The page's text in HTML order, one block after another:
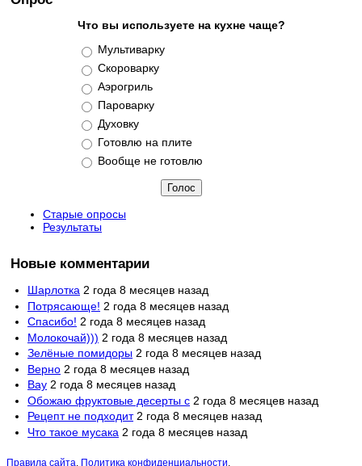
Что вы используете на кухне чаще?
Варианты
Мультиварку
Скороварку
Аэрогриль
Пароварку
Духовку
Готовлю на плите
Вообще не готовлю
Старые опросы
Результаты
Новые комментарии
Шарлотка 2 года 8 месяцев назад
Потрясающе! 2 года 8 месяцев назад
Спасибо! 2 года 8 месяцев назад
Молокочай))) 2 года 8 месяцев назад
Зелёные помидоры 2 года 8 месяцев назад
Верно 2 года 8 месяцев назад
Вау 2 года 8 месяцев назад
Обожаю фруктовые десерты с 2 года 8 месяцев назад
Рецепт не подходит 2 года 8 месяцев назад
Что такое мусака 2 года 8 месяцев назад
Правила сайта Политика конфиденциальности